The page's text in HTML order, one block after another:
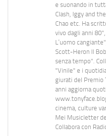
e suonando in
Clash, Iggy and
Chao etc. Ha
vivo dagli anni
L’uomo
Scott-Heron Il
senza tempo".
"Vinile" e i
giurati del Premio
anni aggiorna
cinema, culture
Mei Musicletter
Collabora con